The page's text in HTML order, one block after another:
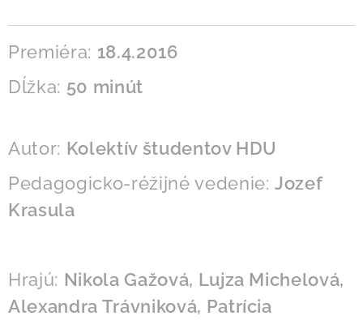
Premiéra: 18.4.2016
Dĺžka: 50 minút
Autor: Kolektív študentov HDU
Pedagogicko-réžijné vedenie:Jozef
Krasula
Hrajú: Nikola Gažová, Lujza Michelová,
Alexandra Trávniková, Patrícia